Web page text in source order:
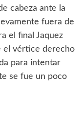
cabeza ante la
fuera de
el final Jaquez
el vértice derecho
para intentar
se fue un poco